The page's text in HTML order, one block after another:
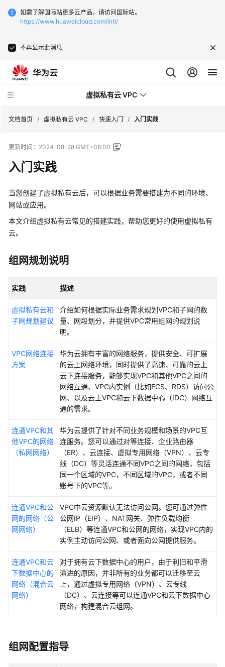
如需了解国际站更多云产品，请访问国际站。
https://www.huaweicloud.com/intl/
不再显示此消息
虚拟私有云 VPC
最
新
动
产
品
快
入
通
快
通
过
建
IPv4/IPv6
双
络
入
用
户
文档首页 / 虚拟私有云 VPC / 快速入门 / 入门实践
更新时间： 2024-08-28 GMT+08:00
入门实践
当您创建了虚拟私有云后，可以根据业务需要搭建为不同的环境、
网站或应用。
本文介绍虚拟私有云常见的搭建实践，帮助您更好的使用虚拟私有
云。
组网规划说明
实践 描述
虚拟私有云和
子网规划建议
介绍如何根据实际业务需求规划VPC和子网的数
量、网段划分，并提供VPC常用组网的规划说
明。
VPC网络连接
方案
华为云拥有丰富的网络服务，提供安全、可扩展
的云上网络环境，同时提供了高速、可靠的云上
云下连接服务，能够实现VPC和其他VPC之间的
网络互通、VPC内实例（比如ECS、RDS）访问公
网、以及云上VPC和云下数据中心（IDC）网络互
通的需求。
连通VPC和其
他VPC的网络
（私网网络）
华为云提供了针对不同业务规模和场景的VPC互
连服务。您可以通过对等连接、企业路由器
（ER）、云连接、虚拟专用网络（VPN）、云专
线（DC）等灵活连通不同VPC之间的网络，包括
同一个区域的VPC，不同区域的VPC，或者不同
账号下的VPC等。
连通VPC和公
网的网络（公
网网络）
VPC中云资源默认无法访问公网。您可通过弹性
公网IP（EIP）、NAT网关、弹性负载均衡
（ELB）等连通VPC和公网的网络，实现VPC内的
实例主动访问公网、或者面向公网提供服务。
连通VPC和云
下数据中心的
网络（混合云
网络）
对于拥有云下数据中心的用户，由于利旧和平滑
演进的原因，并非所有的业务都可以迁移至云
上，通过虚拟专用网络（VPN）、云专线
（DC）、云连接等可以连通VPC和云下数据中心
网络，构建混合云组网。
组网配置指导